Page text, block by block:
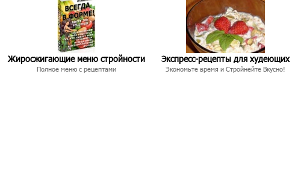
Жиросжигающие меню стройности
Полное меню с рецептами
Экспресс-рецепты для худеющих
Экономьте время и Стройнейте Вкусно!